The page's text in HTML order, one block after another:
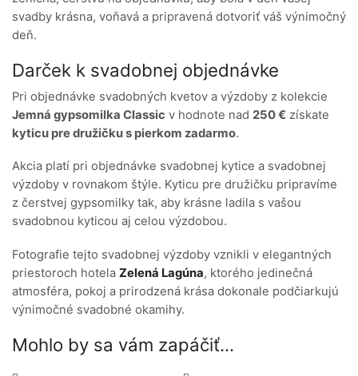
svadby krásna, voňavá a pripravená dotvoriť váš výnimočný
deň.
Darček k svadobnej objednávke
Pri objednávke svadobných kvetov a výzdoby z kolekcie
Jemná gypsomilka Classic v hodnote nad 250 € získate
kyticu pre družičku s pierkom zadarmo.
Akcia platí pri objednávke svadobnej kytice a svadobnej
výzdoby v rovnakom štýle. Kyticu pre družičku pripravíme
z čerstvej gypsomilky tak, aby krásne ladila s vašou
svadobnou kyticou aj celou výzdobou.
Fotografie tejto svadobnej výzdoby vznikli v elegantných
priestoroch hotela Zelená Lagúna, ktorého jedinečná
atmosféra, pokoj a prirodzená krása dokonale podčiarkujú
výnimočné svadobné okamihy.
Mohlo by sa vám zapáčiť...